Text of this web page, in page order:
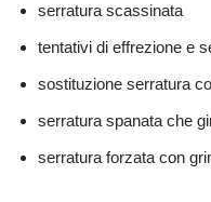
serratura scassinata
tentativi di effrezione e
sostituzione serratura
serratura spanata che
serratura forzata con